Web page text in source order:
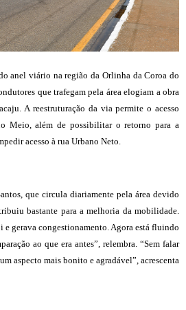
anel viário na região da Orlinha da Coroa do
que trafegam pela área elogiam a obra
A reestruturação da via permite o acesso
Meio, além de possibilitar o retorno para a
acesso à rua Urbano Neto.
que circula diariamente pela área devido
bastante para a melhoria da mobilidade.
gerava congestionamento. Agora está fluindo
ao que era antes”, relembra. “Sem falar
aspecto mais bonito e agradável”, acrescenta